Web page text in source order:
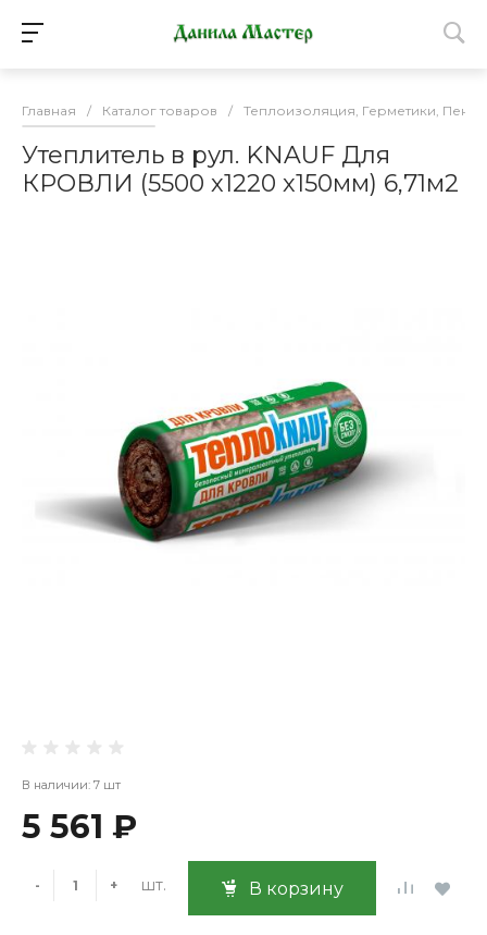
Главная / Каталог товаров / Теплоизоляция, Герметики, Пена
Утеплитель в рул. KNAUF Для
КРОВЛИ (5500 х1220 х150мм) 6,71м2
В наличии: 7 шт
5 561 ₽
- + шт. В корзину